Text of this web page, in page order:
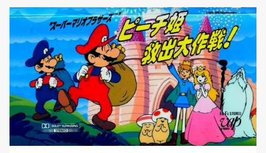
vendite dei volumi non fanno che aumentare e
raggiungere traguardi incredibili. Una delle motivazioni
che giustificano tale successo e una diffusione [']